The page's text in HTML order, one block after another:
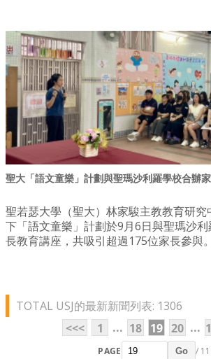
聖大「語文童樂」計劃與聖瑪沙利羅學校合辦
聖若瑟大學（聖大）林家駿主教教育研究
下「語文童樂」計劃於9月6日與聖瑪沙
長教育講座，共吸引超過175位家長參與。
TOTAL USJ的最新新聞列表: 1306
<<<
1 ... 18 19 20 ...
PAGE Go /